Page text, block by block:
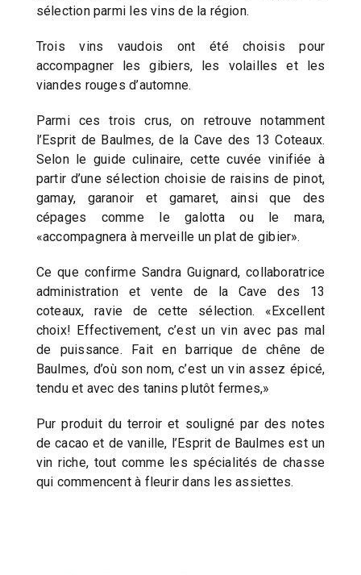
sélection parmi les vins de la région.
Trois vins vaudois ont été choisis pour
accompagner les gibiers, les volailles et les
viandes rouges d’automne.
Parmi ces trois crus, on retrouve notamment
l’Esprit de Baulmes, de la Cave des 13 Coteaux.
Selon le guide culinaire, cette cuvée vinifiée à
partir d’une sélection choisie de raisins de pinot,
gamay, garanoir et gamaret, ainsi que des
cépages comme le galotta ou le mara,
«accompagnera à merveille un plat de gibier».
Ce que confirme Sandra Guignard, collaboratrice
administration et vente de la Cave des 13
coteaux, ravie de cette sélection. «Excellent
choix! Effectivement, c’est un vin avec pas mal
de puissance. Fait en barrique de chêne de
Baulmes, d’où son nom, c’est un vin assez épicé,
tendu et avec des tanins plutôt fermes,»
Pur produit du terroir et souligné par des notes
de cacao et de vanille, l’Esprit de Baulmes est un
vin riche, tout comme les spécialités de chasse
qui commencent à fleurir dans les assiettes.